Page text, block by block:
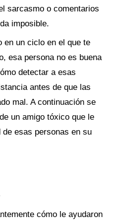
sarcasmo o comentarios
imposible.
en un ciclo en el que te
esa persona no es buena
detectar a esas
antes de que las
mal. A continuación se
un amigo tóxico que le
esas personas en su
cómo le ayudaron